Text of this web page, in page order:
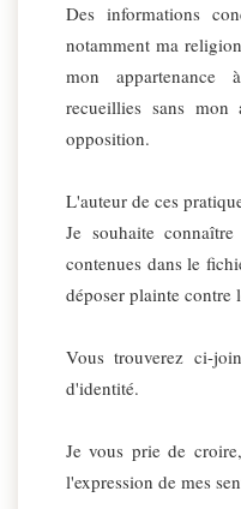
Des informations
notamment ma
mon
recueillies sans
opposition.
L'auteur de ces
Je souhaite
contenues dans le
déposer plainte contre
Vous trouverez ci-
d'identité.
Je vous prie de
l'expression de mes